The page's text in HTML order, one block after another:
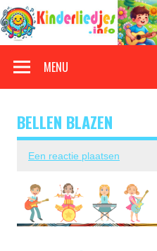
Doorgaan
naar
inhoud
MENU
BELLEN BLAZEN
Een reactie plaatsen